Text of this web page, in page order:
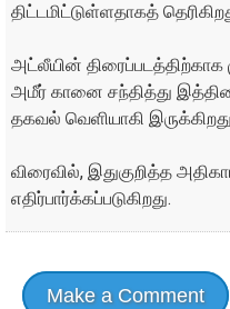
திட்டமிட்டுள்ளதாகத்
அட்லீயின்
அமீர் கானை சந்தித்து
தகவல் வெளியாகி
விரைவில், இதுகுறித்த
எதிர்பார்க்கப்படுகிறது.
Make a Comment